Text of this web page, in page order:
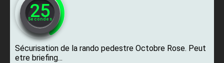
24
Secondes
Sécurisation de la rando pedestre Octobre Rose. Peut
etre briefing...